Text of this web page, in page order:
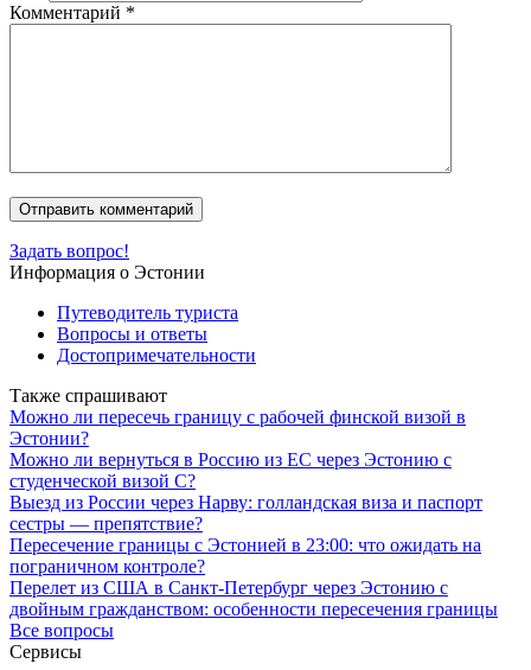
Комментарий *
Задать вопрос!
Информация о Эстонии
Путеводитель туриста
Вопросы и ответы
Достопримечательности
Также спрашивают
Можно ли пересечь границу с рабочей финской визой в
Эстонии?
Можно ли вернуться в Россию из ЕС через Эстонию с
студенческой визой C?
Выезд из России через Нарву: голландская виза и паспорт
сестры — препятствие?
Пересечение границы с Эстонией в 23:00: что ожидать на
пограничном контроле?
Перелет из США в Санкт-Петербург через Эстонию с
двойным гражданством: особенности пересечения границы
Все вопросы
Сервисы